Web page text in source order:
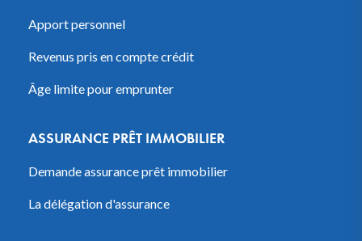
Apport personnel
Revenus pris en compte crédit
Âge limite pour emprunter
ASSURANCE PRÊT IMMOBILIER
Demande assurance prêt immobilier
La délégation d'assurance